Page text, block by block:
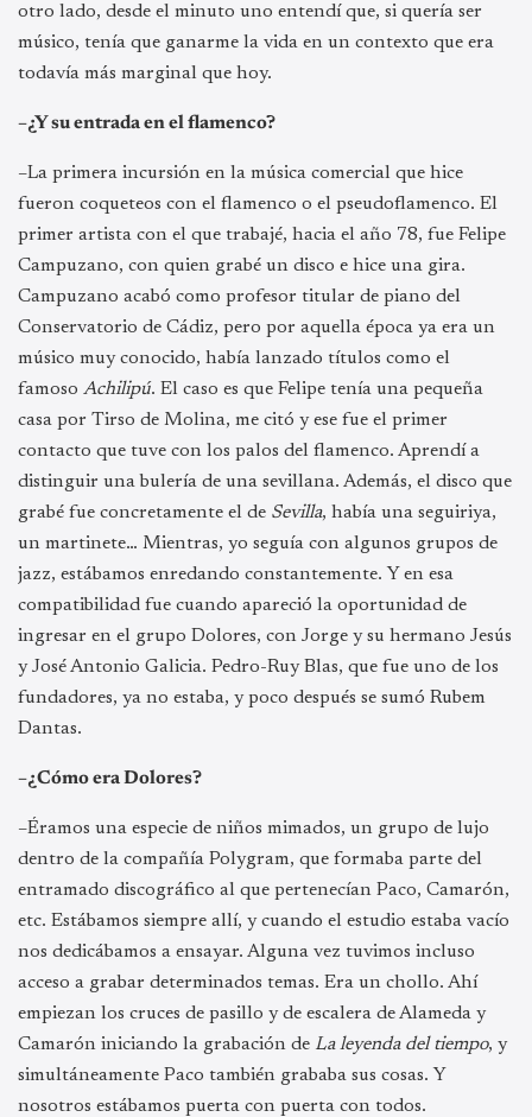
otro lado, desde el minuto uno entendí que, si quería ser
músico, tenía que ganarme la vida en un contexto que era
todavía más marginal que hoy.
–¿Y su entrada en el flamenco?
–La primera incursión en la música comercial que hice
fueron coqueteos con el flamenco o el pseudoflamenco. El
primer artista con el que trabajé, hacia el año 78, fue Felipe
Campuzano, con quien grabé un disco e hice una gira.
Campuzano acabó como profesor titular de piano del
Conservatorio de Cádiz, pero por aquella época ya era un
músico muy conocido, había lanzado títulos como el
famoso Achilipú. El caso es que Felipe tenía una pequeña
casa por Tirso de Molina, me citó y ese fue el primer
contacto que tuve con los palos del flamenco. Aprendí a
distinguir una bulería de una sevillana. Además, el disco que
grabé fue concretamente el de Sevilla, había una seguiriya,
un martinete… Mientras, yo seguía con algunos grupos de
jazz, estábamos enredando constantemente. Y en esa
compatibilidad fue cuando apareció la oportunidad de
ingresar en el grupo Dolores, con Jorge y su hermano Jesús
y José Antonio Galicia. Pedro-Ruy Blas, que fue uno de los
fundadores, ya no estaba, y poco después se sumó Rubem
Dantas.
–¿Cómo era Dolores?
–Éramos una especie de niños mimados, un grupo de lujo
dentro de la compañía Polygram, que formaba parte del
entramado discográfico al que pertenecían Paco, Camarón,
etc. Estábamos siempre allí, y cuando el estudio estaba vacío
nos dedicábamos a ensayar. Alguna vez tuvimos incluso
acceso a grabar determinados temas. Era un chollo. Ahí
empiezan los cruces de pasillo y de escalera de Alameda y
Camarón iniciando la grabación de La leyenda del tiempo, y
simultáneamente Paco también grababa sus cosas. Y
nosotros estábamos puerta con puerta con todos.